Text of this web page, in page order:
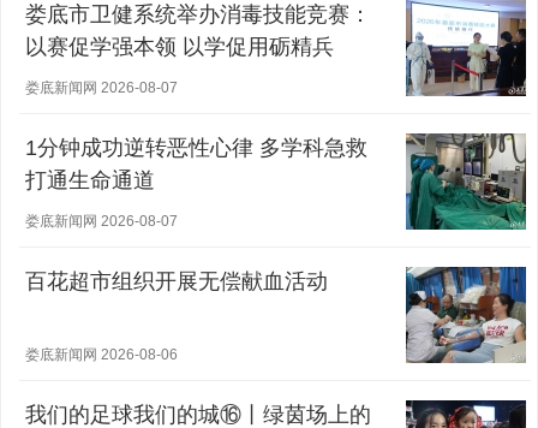
娄底市卫健系统举办消毒技能竞赛：
以赛促学强本领 以学促用砺精兵
娄底新闻网 2026-08-07
1分钟成功逆转恶性心律 多学科急救
打通生命通道
娄底新闻网 2026-08-07
百花超市组织开展无偿献血活动
娄底新闻网 2026-08-06
我们的足球我们的城⑯丨绿茵场上的